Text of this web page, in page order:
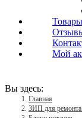
Товары
Мой
Вы здесь:
Главная
ЗИП для ремонта